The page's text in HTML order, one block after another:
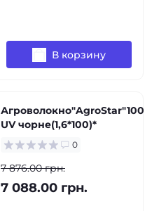
В корзину
Агроволокно"AgroStar"100
UV чорне(1,6*100)*
0
7 876.00 грн.
7 088.00 грн.